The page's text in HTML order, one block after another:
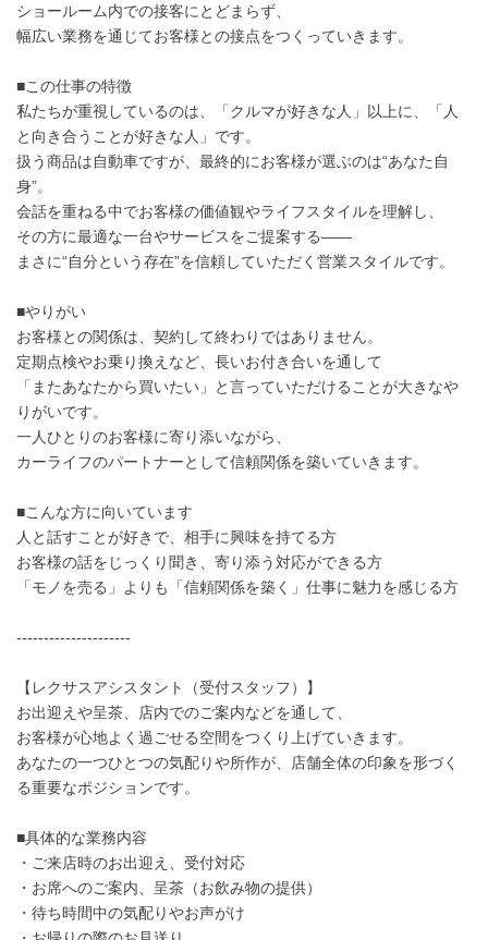
ショールーム内での接客にとどまらず、
幅広い業務を通じてお客様との接点をつくっていきます。
■この仕事の特徴
私たちが重視しているのは、「クルマが好きな人」以上に、「人
と向き合うことが好きな人」です。
扱う商品は自動車ですが、最終的にお客様が選ぶのは“あなた自
身”。
会話を重ねる中でお客様の価値観やライフスタイルを理解し、
その方に最適な一台やサービスをご提案する――
まさに“自分という存在”を信頼していただく営業スタイルです。
■やりがい
お客様との関係は、契約して終わりではありません。
定期点検やお乗り換えなど、長いお付き合いを通して
「またあなたから買いたい」と言っていただけることが大きなや
りがいです。
一人ひとりのお客様に寄り添いながら、
カーライフのパートナーとして信頼関係を築いていきます。
■こんな方に向いています
人と話すことが好きで、相手に興味を持てる方
お客様の話をじっくり聞き、寄り添う対応ができる方
「モノを売る」よりも「信頼関係を築く」仕事に魅力を感じる方
---------------------
【レクサスアシスタント（受付スタッフ）】
お出迎えや呈茶、店内でのご案内などを通して、
お客様が心地よく過ごせる空間をつくり上げていきます。
あなたの一つひとつの気配りや所作が、店舗全体の印象を形づく
る重要なポジションです。
■具体的な業務内容
・ご来店時のお出迎え、受付対応
・お席へのご案内、呈茶（お飲み物の提供）
・待ち時間中の気配りやお声がけ